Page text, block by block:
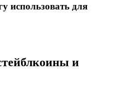
использовать для
и